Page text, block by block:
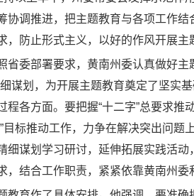
协调推进，把主题教育与各项工作
，防止形式主义，以好的作风开展主
省委部署要求，黄南州委认真做好
谋划，为开展主题教育奠定了坚实
程各方面。要把握“十二字”总要求
目标推动工作，力争在解决突出问
细谋划学习研讨，延伸拓展实践活
，结合工作职责，紧紧依靠黄南州